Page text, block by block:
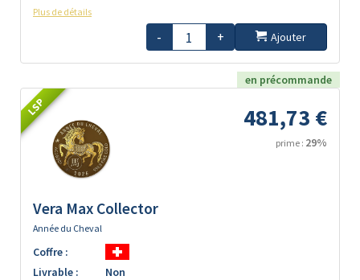
Plus de détails
- + Ajouter
en précommande
LSP 481,73 €
prime : 29%
Vera Max Collector
Année du Cheval
Coffre :
Livrable :
Non